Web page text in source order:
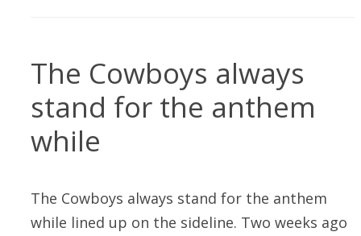
The Cowboys always
stand for the anthem
while
The Cowboys always stand for the anthem
while lined up on the sideline. Two weeks ago